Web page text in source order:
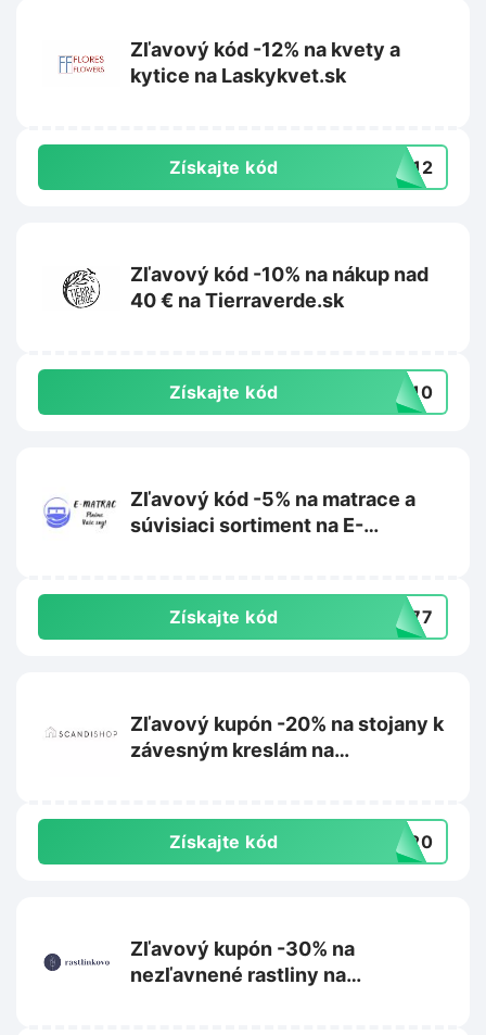
Zľavový kód -12% na kvety a
kytice na Laskykvet.sk
Získajte kód TY12
Zľavový kód -10% na nákup nad
40 € na Tierraverde.sk
Získajte kód IL10
Zľavový kód -5% na matrace a
súvisiaci sortiment na E-
Získajte kód L777
Zľavový kupón -20% na stojany k
závesným kreslám na
Získajte kód US20
Zľavový kupón -30% na
nezľavnené rastliny na